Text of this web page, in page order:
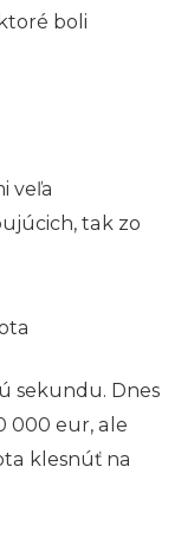
boli
veľa
tak zo
sekundu. Dnes
000 eur, ale
klesnúť na